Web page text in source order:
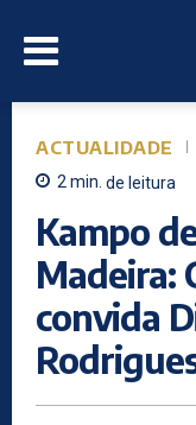
ACTUALIDADE
2min. de leitura
Kampo
Madeira:
convida